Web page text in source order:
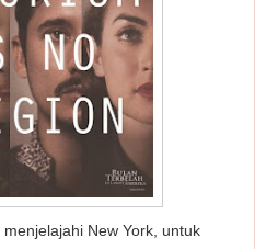
New York, untuk